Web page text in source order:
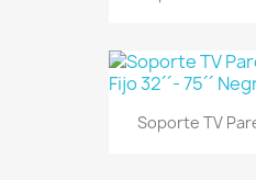
Soporte TV